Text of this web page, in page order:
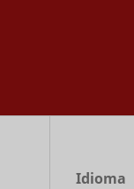
Idioma